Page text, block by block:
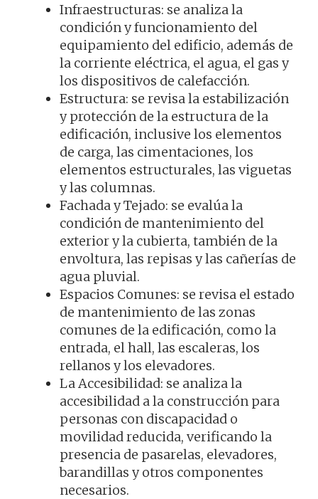
Infraestructuras: se analiza la
condición y funcionamiento del
equipamiento del edificio, además de
la corriente eléctrica, el agua, el gas y
los dispositivos de calefacción.
Estructura: se revisa la estabilización
y protección de la estructura de la
edificación, inclusive los elementos
de carga, las cimentaciones, los
elementos estructurales, las viguetas
y las columnas.
Fachada y Tejado: se evalúa la
condición de mantenimiento del
exterior y la cubierta, también de la
envoltura, las repisas y las cañerías de
agua pluvial.
Espacios Comunes: se revisa el estado
de mantenimiento de las zonas
comunes de la edificación, como la
entrada, el hall, las escaleras, los
rellanos y los elevadores.
La Accesibilidad: se analiza la
accesibilidad a la construcción para
personas con discapacidad o
movilidad reducida, verificando la
presencia de pasarelas, elevadores,
barandillas y otros componentes
necesarios.